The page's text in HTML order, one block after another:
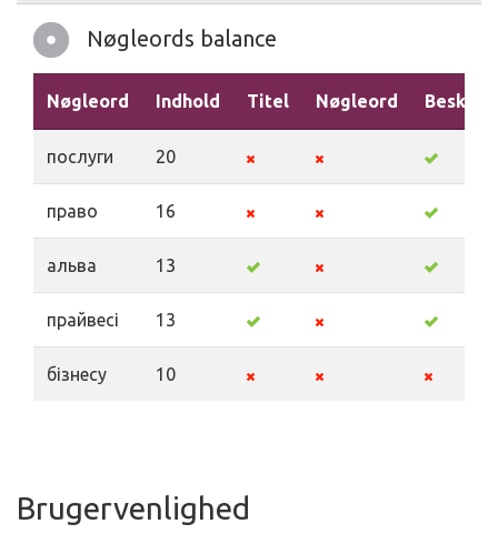
Nøgleords balance
Nøgleord Indhold Titel Nøgleord
послуги 20
право 16
альва 13
прайвесі 13
бізнесу 10
Brugervenlighed